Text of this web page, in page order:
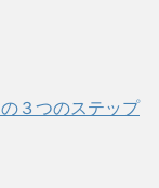
３つのステップ